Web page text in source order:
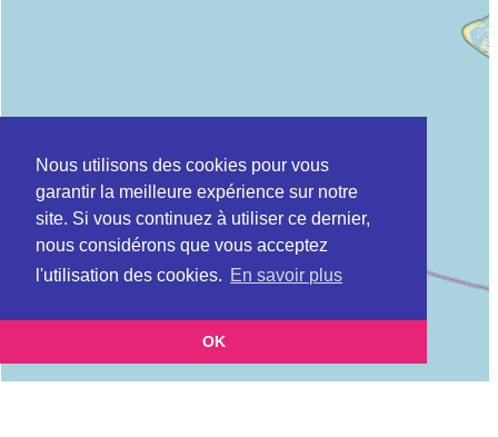
Nous utilisons des cookies pour vous
garantir la meilleure expérience sur notre
site. Si vous continuez à utiliser ce dernier,
nous considérons que vous acceptez
l'utilisation des cookies. En savoir plus
OK